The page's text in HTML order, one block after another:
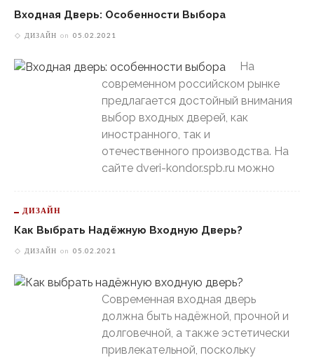
Входная Дверь: Особенности Выбора
ДИЗАЙН on 05.02.2021
На
современном российском рынке
предлагается достойный внимания
выбор входных дверей, как
иностранного, так и
отечественного производства. На
сайте dveri-kondor.spb.ru можно
ДИЗАЙН
Как Выбрать Надёжную Входную Дверь?
ДИЗАЙН on 05.02.2021
Современная входная дверь
должна быть надёжной, прочной и
долговечной, а также эстетически
привлекательной, поскольку